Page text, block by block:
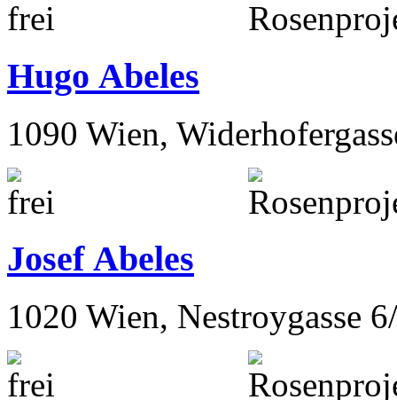
Hugo Abeles
1090 Wien,
Josef Abeles
1020 Wien, Nestroygasse